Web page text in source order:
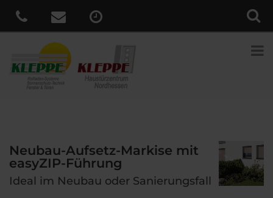
Neubau-Aufsetz-Markise mit
easyZIP-Führung
Ideal im Neubau oder Sanierungsfall